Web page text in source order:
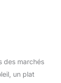
des marchés
un plat